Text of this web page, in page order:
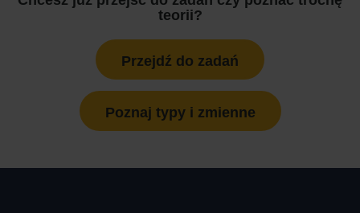
teorii?
Przejdź do zadań
Poznaj typy i zmienne